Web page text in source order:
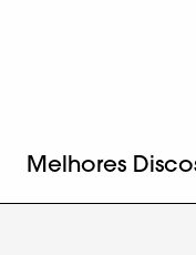
Melhores